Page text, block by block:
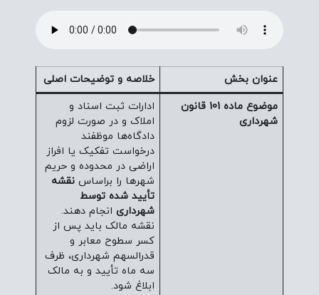
عنوان بخش
خلاصه و توضیحات اصلی
موضوع ماده 101 قانون
شهرداری
ادارات ثبت اسناد و
املاک و در صورت لزوم
دادگاه‌ها موظفند
درخواست تفکیک یا افراز
اراضی در محدوده و حریم
شهرها را براساسنقشه
تأیید شده توسط
شهرداری انجام دهند.
نقشه مالک باید پس از
کسر سطوح معابر و
قدرالسهم شهرداری، ظرف
سه ماه تأیید و به مالک
ابلاغ شود.